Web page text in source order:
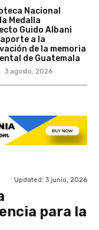
Nacional
Medalla
Guido Albani
a la
de la memoria
de Guatemala
3 agosto, 2026